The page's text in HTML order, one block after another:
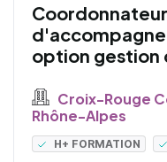
option gestion
Croix-Rouge
Rhône-Alpes
H+ FORMATION